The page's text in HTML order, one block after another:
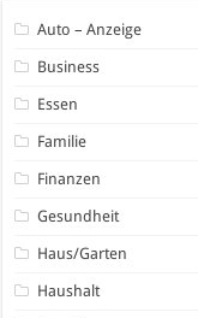
Auto – Anzeige
Business
Essen
Familie
Finanzen
Gesundheit
Haus/Garten
Haushalt